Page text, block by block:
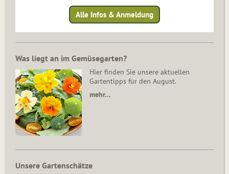
Alle Infos & Anmeldung
Was liegt an im Gemüsegarten?
Hier finden Sie unsere aktuellen
Gartentipps für den August.
mehr…
Unsere Gartenschätze